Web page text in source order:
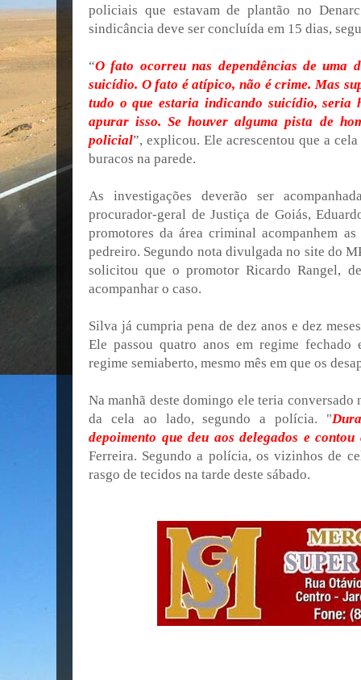
policiais que estavam de plantão no
sindicância deve ser concluída em 15 dias,
“O fato ocorreu nas dependências de uma
suicídio. O fato é atípico, não é crime. Mas
tudo o que estaria indicando suicídio, seria
apurar isso. Se houver alguma pista de
policial”, explicou. Ele acrescentou que a
buracos na parede.
As investigações deverão ser
procurador-geral de Justiça de Goiás,
promotores da área criminal acompanhem
pedreiro. Segundo nota divulgada no site do
solicitou que o promotor Ricardo Rangel,
acompanhar o caso.
Silva já cumpria pena de dez anos e dez
Ele passou quatro anos em regime fechado
regime semiaberto, mesmo mês em que os
Na manhã deste domingo ele teria conversado
da cela ao lado, segundo a polícia. "
depoimento que deu aos delegados e
Ferreira. Segundo a polícia, os vizinhos de
rasgo de tecidos na tarde deste sábado.